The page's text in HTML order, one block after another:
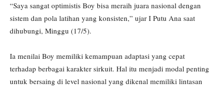
“Saya sangat optimistis Boy bisa meraih juara nasional dengan
sistem dan pola latihan yang konsisten,” ujar I Putu Ana saat
dihubungi, Minggu (17/5).
Ia menilai Boy memiliki kemampuan adaptasi yang cepat
terhadap berbagai karakter sirkuit. Hal itu menjadi modal penting
untuk bersaing di level nasional yang dikenal memiliki lintasan